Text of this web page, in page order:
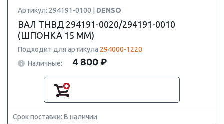
Артикул: 294191-0100 | DENSO
ВАЛ ТНВД 294191-0020/294191-0010
(ШПОНКА 15 ММ)
Подходит для артикула 294000-1220
Наличные:
4 800 ₽
Срок поставки: В наличии